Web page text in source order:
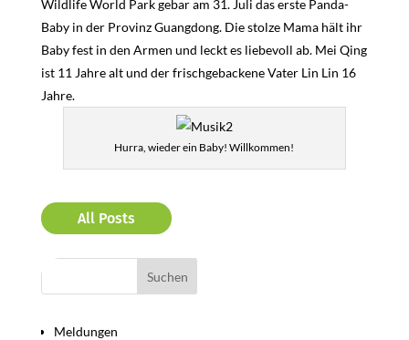
Wildlife World Park gebar am 31. Juli das erste Panda-
Baby in der Provinz Guangdong. Die stolze Mama hält ihr
Baby fest in den Armen und leckt es liebevoll ab. Mei Qing
ist 11 Jahre alt und der frischgebackene Vater Lin Lin 16
Jahre.
Hurra, wieder ein Baby! Willkommen!
All Posts
Meldungen